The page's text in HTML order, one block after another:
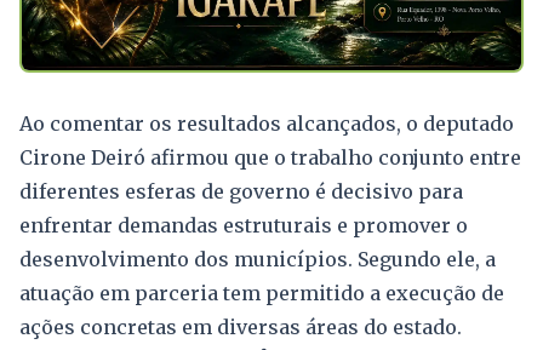
Ao comentar os resultados alcançados, o deputado
Cirone Deiró afirmou que o trabalho conjunto entre
diferentes esferas de governo é decisivo para
enfrentar demandas estruturais e promover o
desenvolvimento dos municípios. Segundo ele, a
atuação em parceria tem permitido a execução de
ações concretas em diversas áreas do estado.